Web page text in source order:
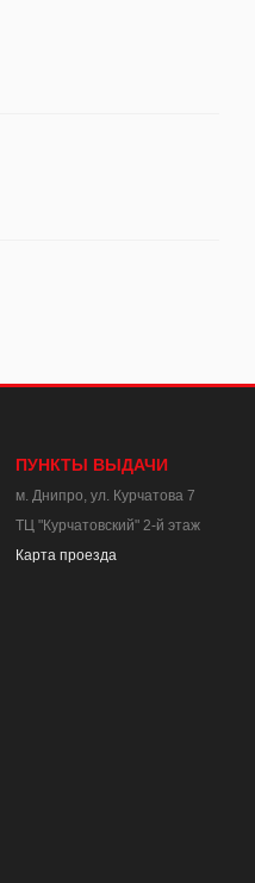
ПУНКТЫ ВЫДАЧИ
м. Днипро, ул. Курчатова 7
ТЦ "Курчатовский" 2-й этаж
Карта проезда